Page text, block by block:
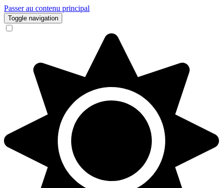
Passer au contenu principal
Toggle navigation